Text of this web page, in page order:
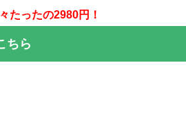
たったの2980円！
ちら